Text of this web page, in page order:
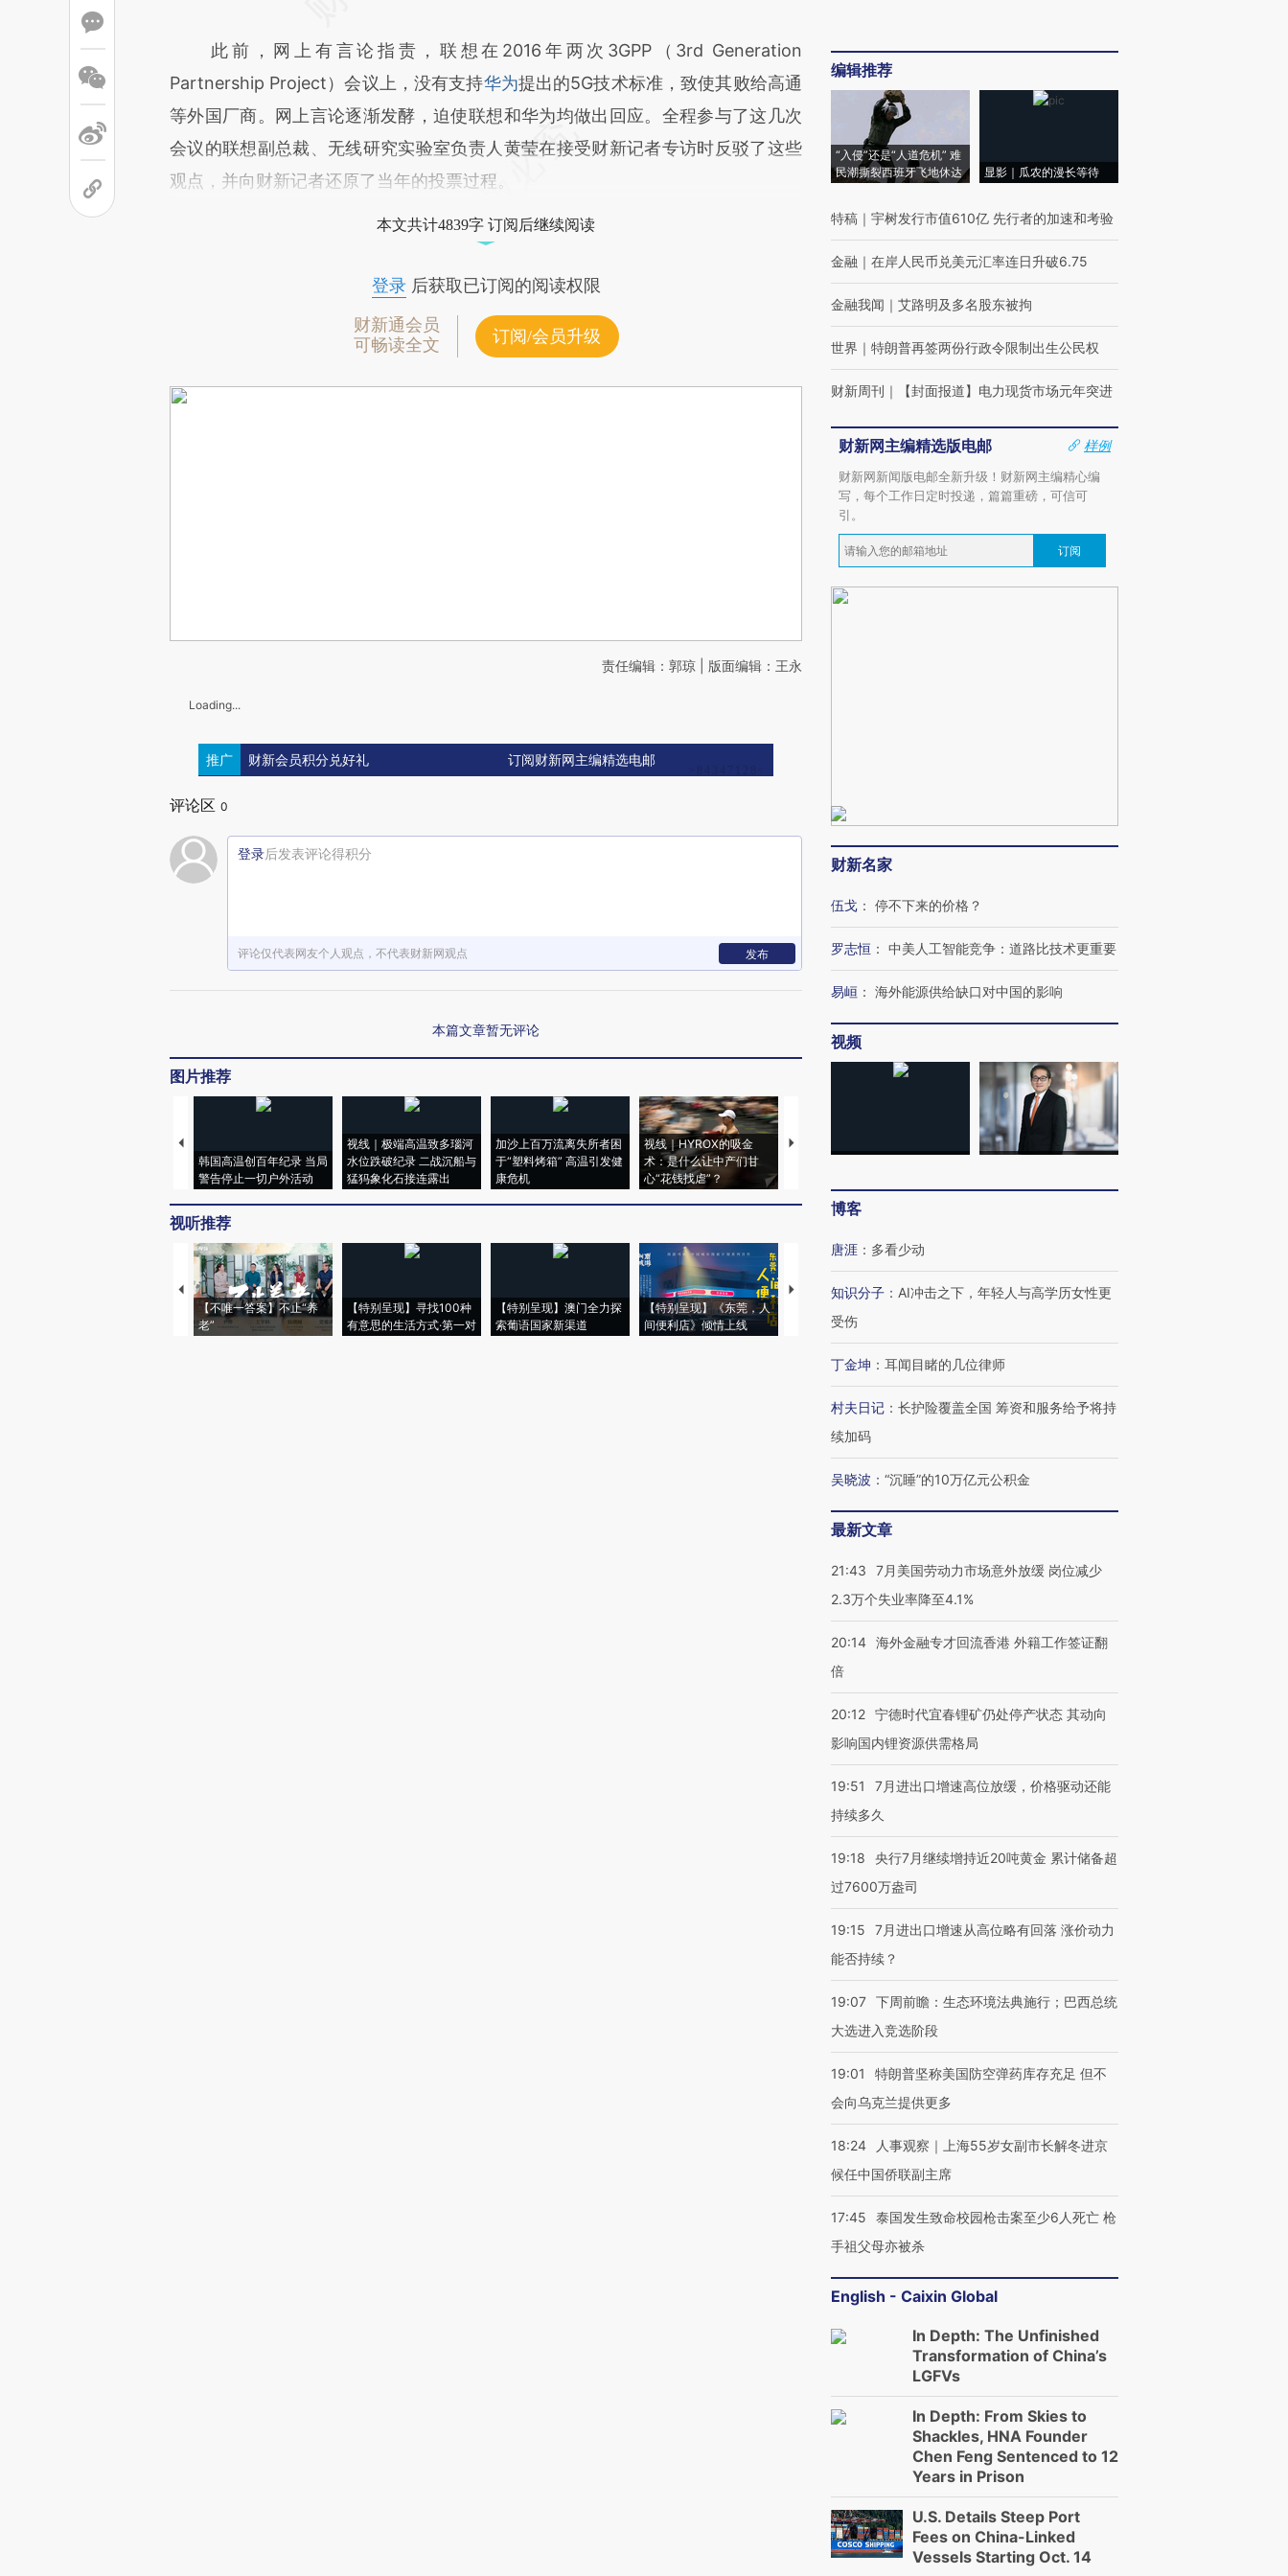
此前，网上有言论指责，联想在2016年两次3GPP（3rd Generation
Partnership Project）会议上，没有支持华为提出的5G技术标准，致使其败给高通
等外国厂商。网上言论逐渐发酵，迫使联想和华为均做出回应。全程参与了这几次
会议的联想副总裁、无线研究实验室负责人黄莹在接受财新记者专访时反驳了这些
观点，并向财新记者还原了当年的投票过程。
本文共计4839字 订阅后继续阅读
登录后获取已订阅的阅读权限
财新通会员
可畅读全文
订阅/会员升级
责任编辑：郭琼 | 版面编辑：王永
Loading...
推广 财新会员积分兑好礼 订阅财新网主编精选电邮
评论区 0
登录后发表评论得积分
评论仅代表网友个人观点，不代表财新网观点 发布
本篇文章暂无评论
图片推荐
韩国高温创百年纪录 当局
警告停止一切户外活动
视线｜极端高温致多瑙河
水位跌破纪录 二战沉船与
猛犸象化石接连露出
加沙上百万流离失所者困
于“塑料烤箱” 高温引发健
康危机
视线｜HYROX的吸金
术：是什么让中产们甘
心“花钱找虐”？
马航飞行员跨国走私7万
视线｜被称为“蟑螂”的印
视线｜“入侵”还是“人道危
视听推荐
【不唯一答案】不止“养
老”
【特别呈现】寻找100种
有意思的生活方式·第一对
【特别呈现】澳门全力探
索葡语国家新渠道
【特别呈现】《东莞，人
间便利店》倾情上线
【推广】走进第四届链博
【商旅对话】华住集团
编辑推荐
“入侵”还是“人道危机” 难
民潮撕裂西班牙飞地休达
显影｜瓜农的漫长等待
特稿 ｜ 宇树发行市值610亿 先行者的加速和考验
金融 ｜ 在岸人民币兑美元汇率连日升破6.75
金融我闻 ｜ 艾路明及多名股东被拘
世界 ｜ 特朗普再签两份行政令限制出生公民权
财新周刊 ｜ 【封面报道】电力现货市场元年突进
财新网主编精选版电邮
样例
财新网新闻版电邮全新升级！财新网主编精心编
写，每个工作日定时投递，篇篇重磅，可信可
引。
订阅
财新名家
伍戈 ： 停不下来的价格？
罗志恒 ： 中美人工智能竞争：道路比技术更重要
易峘 ： 海外能源供给缺口对中国的影响
视频
博客
唐涯 ： 多看少动
知识分子 ： AI冲击之下，年轻人与高学历女性更
受伤
丁金坤 ： 耳闻目睹的几位律师
村夫日记 ： 长护险覆盖全国 筹资和服务给予将持
续加码
吴晓波 ： “沉睡”的10万亿元公积金
最新文章
21:43
7月美国劳动力市场意外放缓 岗位减少
2.3万个失业率降至4.1%
20:14 海外金融专才回流香港 外籍工作签证翻
倍
20:12 宁德时代宜春锂矿仍处停产状态 其动向
影响国内锂资源供需格局
19:51
7月进出口增速高位放缓，价格驱动还能
持续多久
19:18
央行7月继续增持近20吨黄金 累计储备超
过7600万盎司
19:15
7月进出口增速从高位略有回落 涨价动力
能否持续？
19:07 下周前瞻：生态环境法典施行；巴西总统
大选进入竞选阶段
19:01
特朗普坚称美国防空弹药库存充足 但不
会向乌克兰提供更多
18:24
人事观察｜上海55岁女副市长解冬进京
候任中国侨联副主席
17:45
泰国发生致命校园枪击案至少6人死亡 枪
手祖父母亦被杀
English - Caixin Global
In Depth: The Unfinished
Transformation of China’s
LGFVs
In Depth: From Skies to
Shackles, HNA Founder
Chen Feng Sentenced to 12
Years in Prison
U.S. Details Steep Port
Fees on China-Linked
Vessels Starting Oct. 14